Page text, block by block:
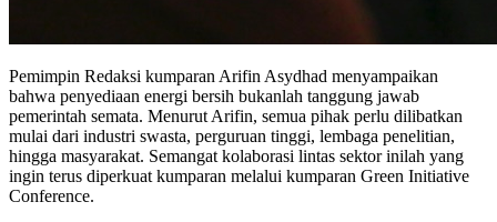
Pemimpin Redaksi kumparan Arifin Asydhad menyampaikan
bahwa penyediaan energi bersih bukanlah tanggung jawab
pemerintah semata. Menurut Arifin, semua pihak perlu dilibatkan
mulai dari industri swasta, perguruan tinggi, lembaga penelitian,
hingga masyarakat. Semangat kolaborasi lintas sektor inilah yang
ingin terus diperkuat kumparan melalui kumparan Green Initiative
Conference.